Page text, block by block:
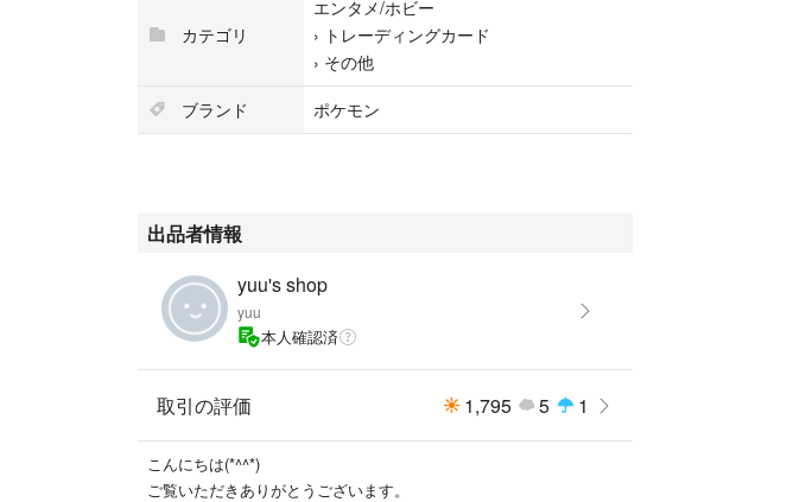
カテゴリ
エンタメ/ホビー
› トレーディングカード
› その他
ブランド
ポケモン
出品者情報
yuu's shop
yuu
本人確認済
取引の評価 1,795 5 1
こんにちは(*^^*)
ご覧いただきありがとうございます。